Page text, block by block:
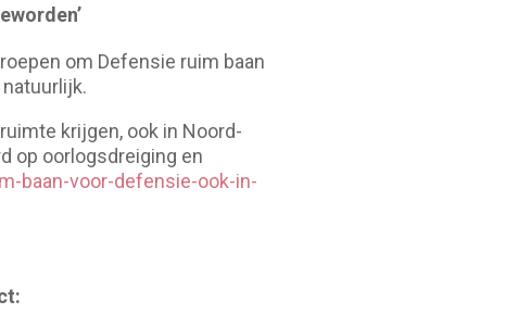
om Defensie ruim baan
krijgen, ook in Noord-
op oorlogsdreiging en
baan-voor-defensie-ook-in-